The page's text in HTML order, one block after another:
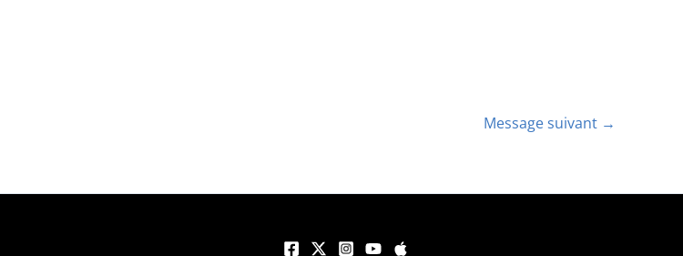
Message suivant →